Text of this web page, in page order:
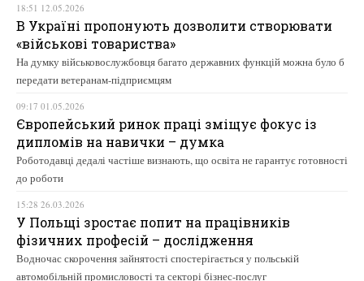
18:51 12.05.2026
В Україні пропонують дозволити створювати
«військові товариства»
На думку військовослужбовця багато державних функцій можна було б
передати ветеранам-підприємцям
09:17 01.05.2026
Європейський ринок праці зміщує фокус із
дипломів на навички – думка
Роботодавці дедалі частіше визнають, що освіта не гарантує готовності
до роботи
15:28 26.03.2026
У Польщі зростає попит на працівників
фізичних професій – дослідження
Водночас скорочення зайнятості спостерігається у польській
автомобільній промисловості та секторі бізнес-послуг